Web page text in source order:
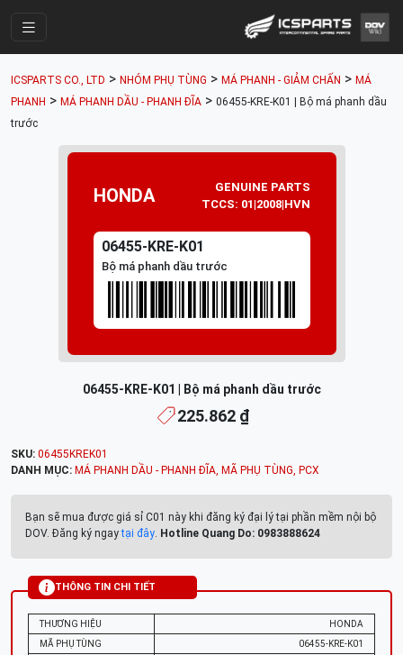
Cửa Hàng
Nhóm Phụ Tùng
Tài khoản
ICSPARTS CO., LTD > NHÓM PHỤ TÙNG > MÁ PHANH - GIẢM CHẤN > MÁ
PHANH > MÁ PHANH DẦU - PHANH ĐĨA > 06455-KRE-K01 | Bộ má phanh dầu
trước
HONDA
GENUINE PARTS
TCCS: 01|2008|HVN
06455-KRE-K01
Bộ má phanh dầu trước
06455-KRE-K01 | Bộ má phanh dầu trước
225.862 ₫
SKU: 06455KREK01
DANH MỤC: MÁ PHANH DẦU - PHANH ĐĨA, MÃ PHỤ TÙNG, PCX
Bạn sẽ mua được giá sỉ C01 này khi đăng ký đại lý tại phần mềm nội bộ
DOV. Đăng ký ngaytại đây. Hotline Quang Do: 0983888624
THÔNG TIN CHI TIẾT
THƯƠNG HIỆU
HONDA
MÃ PHỤ TÙNG
06455-KRE-K01